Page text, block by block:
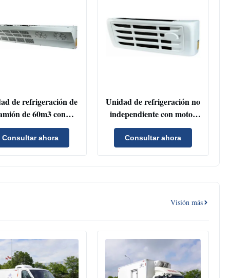
de refrigeración de
de 60m3 con
de flujo
y deshielo de gas
caliente
Consultar ahora
Unidad de refrigeración no
independiente con motor
accionado y refrigerante
R404A para camiones
refrigerados de 40 m3
Consultar ahora
Visión más